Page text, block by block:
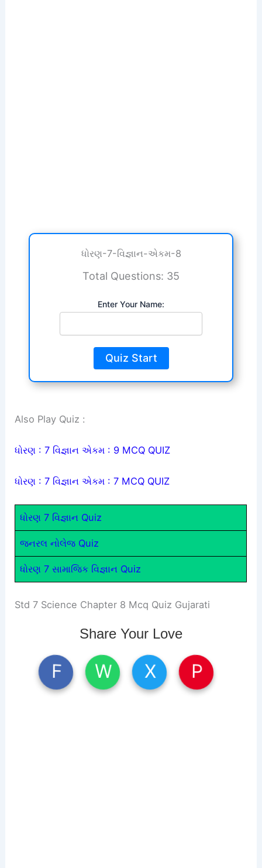
ધોરણ-7-વિજ્ઞાન-એકમ-8
Total Questions: 35
Enter Your Name:
Quiz Start
Also Play Quiz :
ધોરણ : 7 વિજ્ઞાન એકમ : 9 MCQ QUIZ
ધોરણ : 7 વિજ્ઞાન એકમ : 7 MCQ QUIZ
ધોરણ 7 વિજ્ઞાન Quiz
જનરલ નોલેજ Quiz
ધોરણ 7 સામાજિક વિજ્ઞાન Quiz
Std 7 Science Chapter 8 Mcq Quiz Gujarati
Share Your Love
F W X P